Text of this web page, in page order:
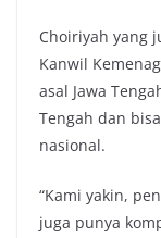
Choiriyah yang
Kanwil
asal Jawa
Tengah dan
nasional.
“Kami yakin,
juga punya